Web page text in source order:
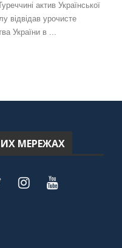
актив Української
відвідав урочисте
України в ...
МЕРЕЖАХ